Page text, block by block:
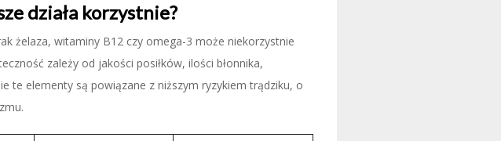
działa korzystnie?
żelaza, witaminy B12 czy omega-3 może niekorzystnie
zależy od jakości posiłków, ilości błonnika,
te elementy są powiązane z niższym ryzykiem trądziku, o